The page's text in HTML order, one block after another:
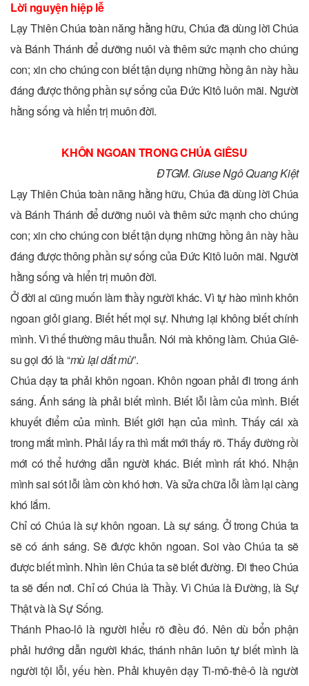
Lời nguyện hiệp lễ
Lạy Thiên Chúa toàn năng hằng hữu, Chúa đã dùng lời Chúa
và Bánh Thánh để dưỡng nuôi và thêm sức mạnh cho chúng
con; xin cho chúng con biết tận dụng những hồng ân này hầu
đáng được thông phần sự sống của Ðức Kitô luôn mãi. Người
hằng sống và hiển trị muôn đời.
KHÔN NGOAN TRONG CHÚA GIÊSU
ĐTGM. Giuse Ngô Quang Kiệt
Lạy Thiên Chúa toàn năng hằng hữu, Chúa đã dùng lời Chúa
và Bánh Thánh để dưỡng nuôi và thêm sức mạnh cho chúng
con; xin cho chúng con biết tận dụng những hồng ân này hầu
đáng được thông phần sự sống của Ðức Kitô luôn mãi. Người
hằng sống và hiển trị muôn đời.
Ở đời ai cũng muốn làm thầy người khác. Vì tự hào mình khôn
ngoan giỏi giang. Biết hết mọi sự. Nhưng lại không biết chính
mình. Vì thế thường mâu thuẫn. Nói mà không làm. Chúa Giê-
su gọi đó là “mù lại dắt mù”.
Chúa dạy ta phải khôn ngoan. Khôn ngoan phải đi trong ánh
sáng. Ánh sáng là phải biết mình. Biết lỗi lầm của mình. Biết
khuyết điểm của mình. Biết giới hạn của mình. Thấy cái xà
trong mắt mình. Phải lấy ra thì mắt mới thấy rõ. Thấy đường rồi
mới có thể hướng dẫn người khác. Biết mình rất khó. Nhận
mình sai sót lỗi lầm còn khó hơn. Và sửa chữa lỗi lầm lại càng
khó lắm.
Chỉ có Chúa là sự khôn ngoan. Là sự sáng. Ở trong Chúa ta
sẽ có ánh sáng. Sẽ được khôn ngoan. Soi vào Chúa ta sẽ
được biết mình. Nhìn lên Chúa ta sẽ biết đường. Đi theo Chúa
ta sẽ đến nơi. Chỉ có Chúa là Thầy. Vì Chúa là Đường, là Sự
Thật và là Sự Sống.
Thánh Phao-lô là người hiểu rõ điều đó. Nên dù bổn phận
phải hướng dẫn người khác, thánh nhân luôn tự biết mình là
người tội lỗi, yếu hèn. Phải khuyên dạy Ti-mô-thê-ô là người